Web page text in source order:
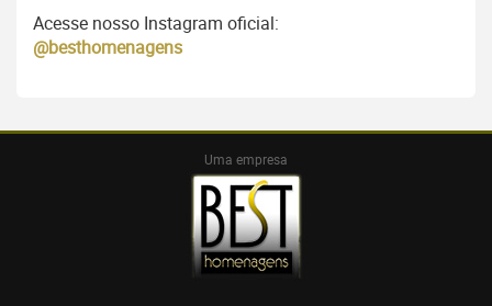
Acesse nosso Instagram oficial:
@besthomenagens
Uma empresa